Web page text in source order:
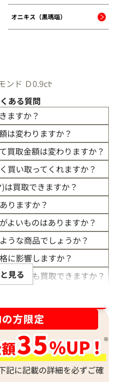
オニキス（黒瑪瑙）
ンド Ｄ0.9ct
ある質問
ますか？
は変わりますか？
買取金額は変わりますか？
買い取ってくれますか？
買取できますか？
りますか？
よいものはありますか？
うな商品でしょうか？
に影響しますか？
ンドでも買取できますか？
影響する？
は、どんなことが影響しま
見る
記に記載の詳細を必ずご確